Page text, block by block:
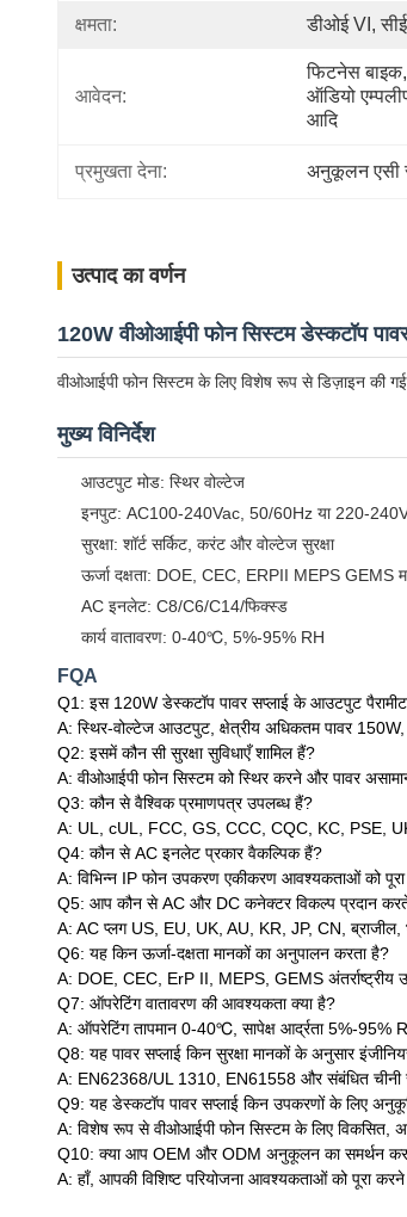
क्षमता: डीओई VI,
आवेदन:
फिटनेस बाइक,
ऑडियो
आदि
प्रमुखता देना: अनुकूलन एसी से
उत्पाद का वर्णन
120W वीओआईपी फोन सिस्टम डेस्कटॉप
वीओआईपी फोन सिस्टम के लिए विशेष रूप से डिज़ाइन की गई
मुख्य विनिर्देश
आउटपुट मोड: स्थिर वोल्टेज
इनपुट: AC100-240Vac, 50/60Hz या 220-
सुरक्षा: शॉर्ट सर्किट, करंट और वोल्टेज सुरक्षा
ऊर्जा दक्षता: DOE, CEC, ERPII MEPS GEMS
AC इनलेट: C8/C6/C14/फिक्स्ड
कार्य वातावरण: 0-40℃, 5%-95% RH
FQA
Q1: इस 120W डेस्कटॉप पावर सप्लाई के आउटपुट
A: स्थिर-वोल्टेज आउटपुट, क्षेत्रीय अधिकतम पावर
Q2: इसमें कौन सी सुरक्षा सुविधाएँ शामिल हैं?
A: वीओआईपी फोन सिस्टम को स्थिर करने और पावर
Q3: कौन से वैश्विक प्रमाणपत्र उपलब्ध हैं?
A: UL, cUL, FCC, GS, CCC, CQC, KC, PSE,
Q4: कौन से AC इनलेट प्रकार वैकल्पिक हैं?
A: विभिन्न IP फोन उपकरण एकीकरण आवश्यकताओं को
Q5: आप कौन से AC और DC कनेक्टर विकल्प प्रदान
A: AC प्लग US, EU, UK, AU, KR, JP, CN, ब्राजील,
Q6: यह किन ऊर्जा-दक्षता मानकों का अनुपालन करता है?
A: DOE, CEC, ErP II, MEPS, GEMS अंतर्राष्ट्रीय
Q7: ऑपरेटिंग वातावरण की आवश्यकता क्या है?
A: ऑपरेटिंग तापमान 0-40℃, सापेक्ष आर्द्रता 5%-95%
Q8: यह पावर सप्लाई किन सुरक्षा मानकों के अनुसार
A: EN62368/UL 1310, EN61558 और संबंधित चीनी
Q9: यह डेस्कटॉप पावर सप्लाई किन उपकरणों के लिए
A: विशेष रूप से वीओआईपी फोन सिस्टम के लिए विकसित,
Q10: क्या आप OEM और ODM अनुकूलन का समर्थन
A: हाँ, आपकी विशिष्ट परियोजना आवश्यकताओं को पूरा